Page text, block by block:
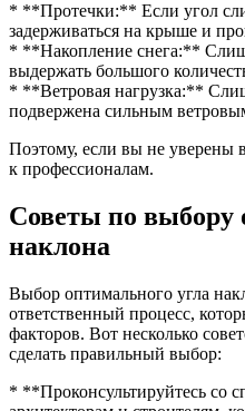
* **Протечки:** Если угол
задерживаться на крыше и
* **Накопление снега:**
выдержать большого
* **Ветровая нагрузка:**
подвержена сильным
Поэтому, если вы не уверены
к профессионалам.
Советы по выбору
наклона
Выбор оптимального угла
ответственный процесс,
факторов. Вот несколько
сделать правильный выбор:
* **Проконсультируйтесь со